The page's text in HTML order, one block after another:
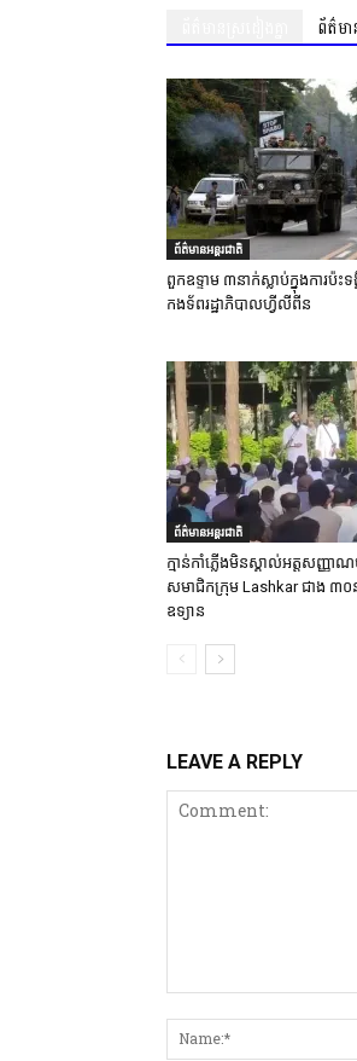
ព័ត៌ម
ព័ត៌មានអន្តរជាតិ
ពួកឧទ្ទាម ៣នាក់ស្លាប់ក្នុងការប៉ះទ
កងទ័ពរដ្ឋាភិបាលហ្វីលីពីន
ព័ត៌មានអន្តរជាតិ
ក្មាន់កាំភ្លើងមិនស្គាល់អត្តសញ្ញា
សមាជិកក្រុម Lashkar ជាង ៣០
ឧទ្យាន
LEAVE A REPLY